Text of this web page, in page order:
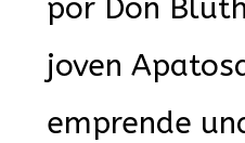
por Don
joven
emprende